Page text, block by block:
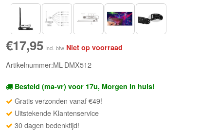
€17,95 Incl. btw Niet op voorraad
Artikelnummer:ML-DMX512
Besteld (ma-vr) voor 17u, Morgen in huis!
Gratis verzonden vanaf €49!
Uitstekende Klantenservice
30 dagen bedenktijd!